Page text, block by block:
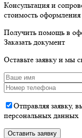
Консультация и
стоимость оформления
Получить помощь в
Заказать документ
Оставьте заявку и мы
Отправляя заявку,
персональных данных